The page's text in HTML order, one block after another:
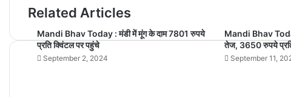
Related Articles
Mandi Bhav Today : मंडी में मूंग के दाम 7801 रुपये
प्रति क्विंटल पर पहुंचे
September 2, 2024
Mandi Bhav
तेज, 3650 रुपये
September 11,